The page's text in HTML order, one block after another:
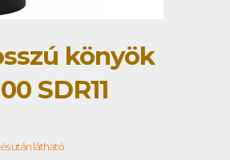
könyök
SDR11
után látható